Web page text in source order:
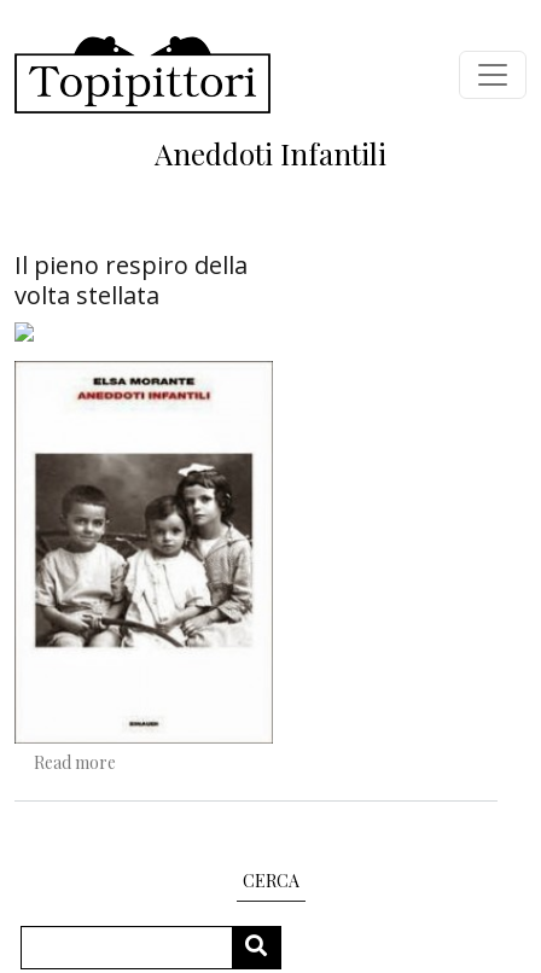
Aneddoti Infantili
Il pieno respiro della
volta stellata
Read more
CERCA
SEARCH